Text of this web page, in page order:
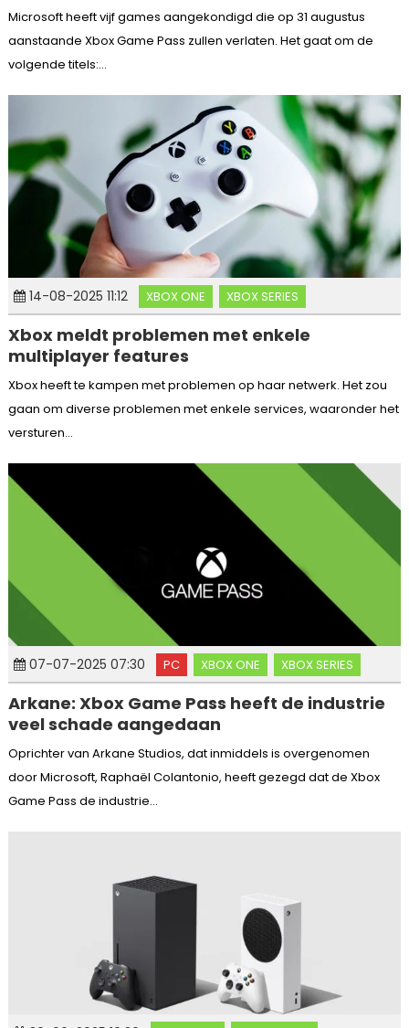
Microsoft heeft vijf games aangekondigd die op 31 augustus
aanstaande Xbox Game Pass zullen verlaten. Het gaat om de
volgende titels:...
14-08-2025 11:12 XBOX ONE XBOX SERIES
Xbox meldt problemen met enkele
multiplayer features
Xbox heeft te kampen met problemen op haar netwerk. Het zou
gaan om diverse problemen met enkele services, waaronder het
versturen...
07-07-2025 07:30 PC XBOX ONE XBOX SERIES
Arkane: Xbox Game Pass heeft de industrie
veel schade aangedaan
Oprichter van Arkane Studios, dat inmiddels is overgenomen
door Microsoft, Raphaël Colantonio, heeft gezegd dat de Xbox
Game Pass de industrie...